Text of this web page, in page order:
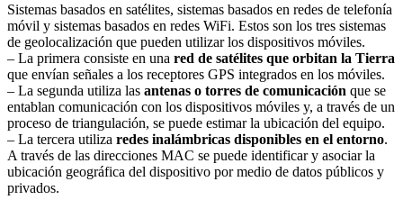
Sistemas basados en satélites, sistemas basados en redes de telefonía
móvil y sistemas basados en redes WiFi. Estos son los tres sistemas
de geolocalización que pueden utilizar los dispositivos móviles.
– La primera consiste en una red de satélites que orbitan la Tierra
que envían señales a los receptores GPS integrados en los móviles.
– La segunda utiliza las antenas o torres de comunicación que se
entablan comunicación con los dispositivos móviles y, a través de un
proceso de triangulación, se puede estimar la ubicación del equipo.
– La tercera utiliza redes inalámbricas disponibles en el entorno.
A través de las direcciones MAC se puede identificar y asociar la
ubicación geográfica del dispositivo por medio de datos públicos y
privados.